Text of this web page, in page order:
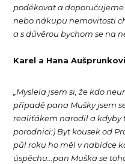
poděkovat a
nebo nákupu nemovitosti
a s důvěrou bychom se na
Karel a Hana Aušprunkovi
„Myslela jsem si, že kdo
případě pana Mušky jsem
realiťákem narodil a kdyby
porodnici:) Byt kousek od
půl roku ho měl v nabídce
úspěchu...pan Muška se